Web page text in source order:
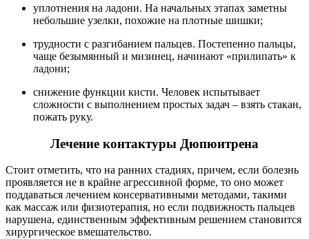
уплотнения на ладони. На начальных этапах заметны
небольшие узелки, похожие на плотные шишки;
трудности с разгибанием пальцев. Постепенно пальцы,
чаще безымянный и мизинец, начинают «прилипать» к
ладони;
снижение функции кисти. Человек испытывает
сложности с выполнением простых задач – взять стакан,
пожать руку.
Лечение контактуры Дюпюитрена
Стоит отметить, что на ранних стадиях, причем, если болезнь
проявляется не в крайне агрессивной форме, то оно может
поддаваться лечением консервативными методами, такими
как массаж или физиотерапия, но если подвижность пальцев
нарушена, единственным эффективным решением становится
хирургическое вмешательство.